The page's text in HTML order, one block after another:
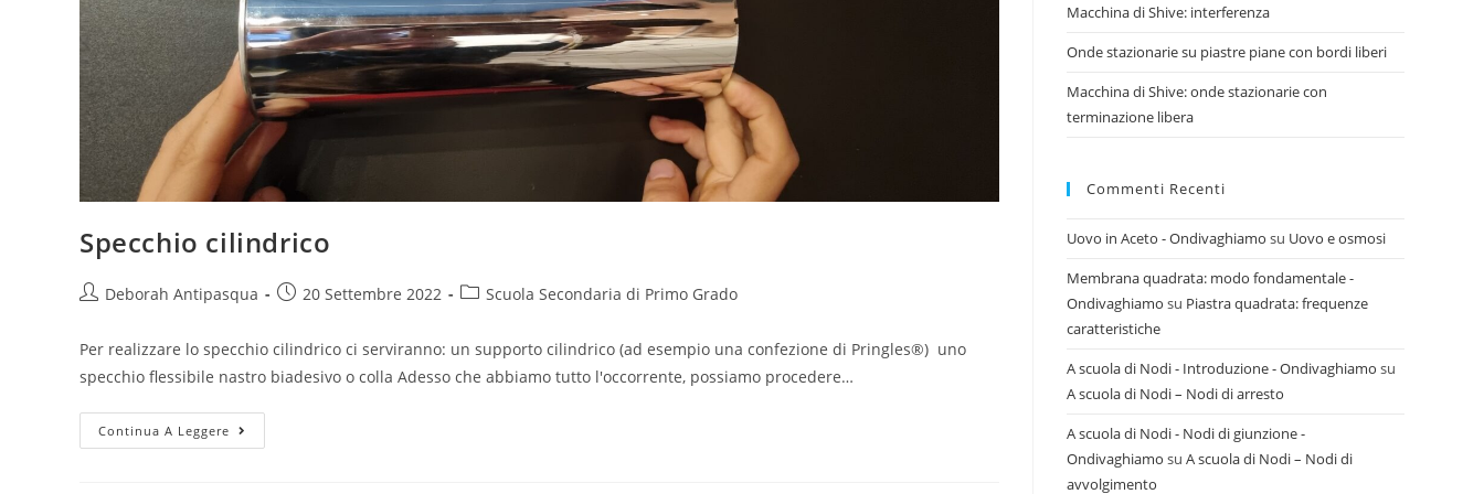
Specchio cilindrico
PostDeborah Antipasqua
Post20 Settembre 2022
PostScuola Secondaria di Primo Grado
Per realizzare lo specchio cilindrico ci serviranno: un supporto cilindrico (ad esempio una confezione di Pringles®) uno
specchio flessibile nastro biadesivo o colla Adesso che abbiamo tutto l'occorrente, possiamo procedere…
Continua A Leggere
cilindrico
Macchina di Shive: interferenza
Onde stazionarie su piastre piane con bordi liberi
Macchina di Shive: onde stazionarie con
terminazione libera
Commenti Recenti
Uovo in Aceto - Ondivaghiamo su Uovo e osmosi
Membrana quadrata: modo fondamentale -
Ondivaghiamo su Piastra quadrata: frequenze
caratteristiche
A scuola di Nodi - Introduzione - Ondivaghiamo su
A scuola di Nodi – Nodi di arresto
A scuola di Nodi - Nodi di giunzione -
Ondivaghiamo su A scuola di Nodi – Nodi di
avvolgimento